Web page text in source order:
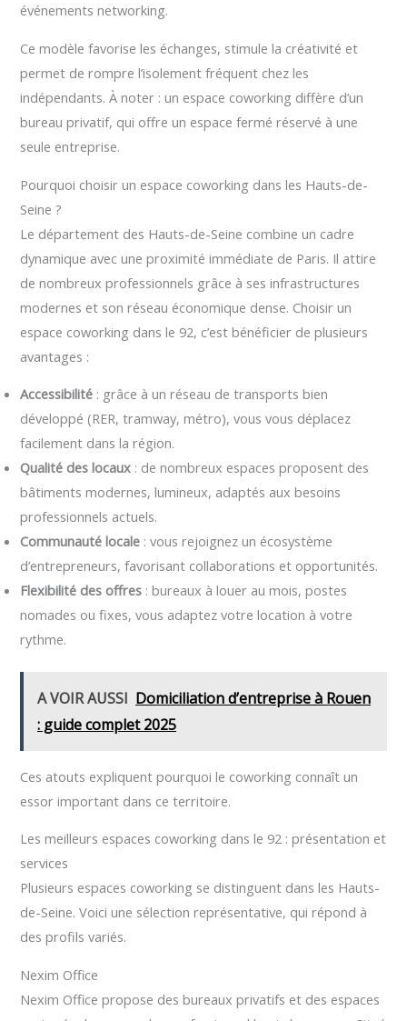
événements networking.
Ce modèle favorise les échanges, stimule la créativité et
permet de rompre l’isolement fréquent chez les
indépendants. À noter : un espace coworking diffère d’un
bureau privatif, qui offre un espace fermé réservé à une
seule entreprise.
Pourquoi choisir un espace coworking dans les Hauts-de-
Seine ?
Le département des Hauts-de-Seine combine un cadre
dynamique avec une proximité immédiate de Paris. Il attire
de nombreux professionnels grâce à ses infrastructures
modernes et son réseau économique dense. Choisir un
espace coworking dans le 92, c’est bénéficier de plusieurs
avantages :
Accessibilité : grâce à un réseau de transports bien
développé (RER, tramway, métro), vous vous déplacez
facilement dans la région.
Qualité des locaux : de nombreux espaces proposent des
bâtiments modernes, lumineux, adaptés aux besoins
professionnels actuels.
Communauté locale : vous rejoignez un écosystème
d’entrepreneurs, favorisant collaborations et opportunités.
Flexibilité des offres : bureaux à louer au mois, postes
nomades ou fixes, vous adaptez votre location à votre
rythme.
A VOIR AUSSI Domiciliation d’entreprise à Rouen
: guide complet 2025
Ces atouts expliquent pourquoi le coworking connaît un
essor important dans ce territoire.
Les meilleurs espaces coworking dans le 92 : présentation et
services
Plusieurs espaces coworking se distinguent dans les Hauts-
de-Seine. Voici une sélection représentative, qui répond à
des profils variés.
Nexim Office
Nexim Office propose des bureaux privatifs et des espaces